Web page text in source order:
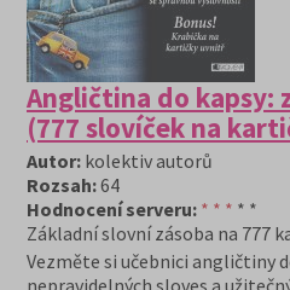
Angličtina do kapsy:
(777 slovíček na
Autor: kolektiv autorů
Rozsah:64
Hodnocení serveru: * * * * *
Základní slovní zásoba na 777
Vezměte si učebnici angličtiny
nepravidelných sloves a